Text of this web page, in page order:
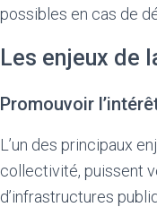
possibles en cas de
Les enjeux de
Promouvoir
L’un des principaux
collectivité, puissent
d’infrastructures